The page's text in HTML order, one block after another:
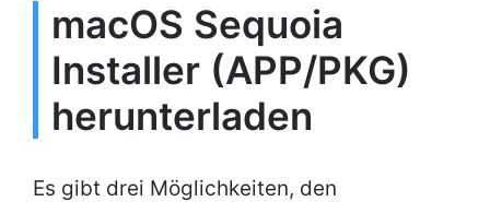
macOS Sequoia
Installer (APP/PKG)
herunterladen
Es gibt drei Möglichkeiten, den